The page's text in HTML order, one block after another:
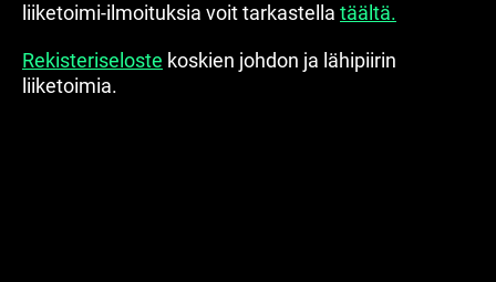
liiketoimi-ilmoituksia voit tarkastella täältä.
Rekisteriseloste koskien johdon ja lähipiirin
liiketoimia.